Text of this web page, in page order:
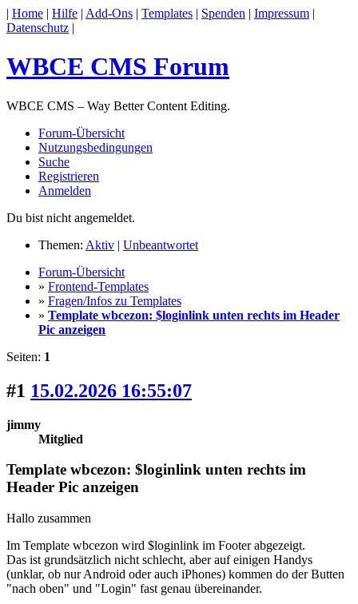
| Home | Hilfe | Add-Ons | Templates | Spenden | Impressum |
Datenschutz |
WBCE CMS Forum
WBCE CMS – Way Better Content Editing.
Forum-Übersicht
Nutzungsbedingungen
Suche
Registrieren
Anmelden
Du bist nicht angemeldet.
Themen: Aktiv | Unbeantwortet
Forum-Übersicht
» Frontend-Templates
» Fragen/Infos zu Templates
» Template wbcezon: $loginlink unten rechts im Header
Pic anzeigen
Seiten: 1
#1 15.02.2026 16:55:07
jimmy
Mitglied
Template wbcezon: $loginlink unten rechts im
Header Pic anzeigen
Hallo zusammen
Im Template wbcezon wird $loginlink im Footer abgezeigt.
Das ist grundsätzlich nicht schlecht, aber auf einigen Handys
(unklar, ob nur Android oder auch iPhones) kommen do der Butten
"nach oben" und "Login" fast genau übereinander.